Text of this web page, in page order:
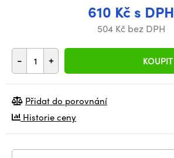
610 Kč s DPH
504 Kč bez DPH
- + KOUPIT
Přidat do porovnání
Historie ceny